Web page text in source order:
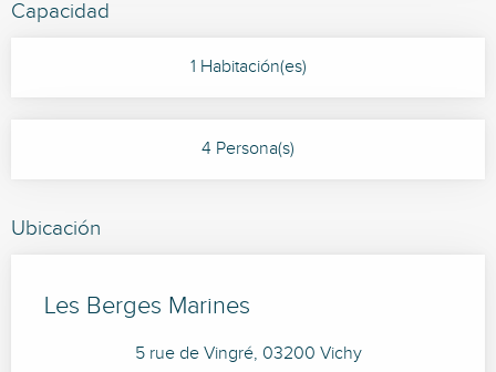
Capacidad
1 Habitación(es)
4 Persona(s)
Ubicación
Les Berges Marines
5 rue de Vingré, 03200 Vichy